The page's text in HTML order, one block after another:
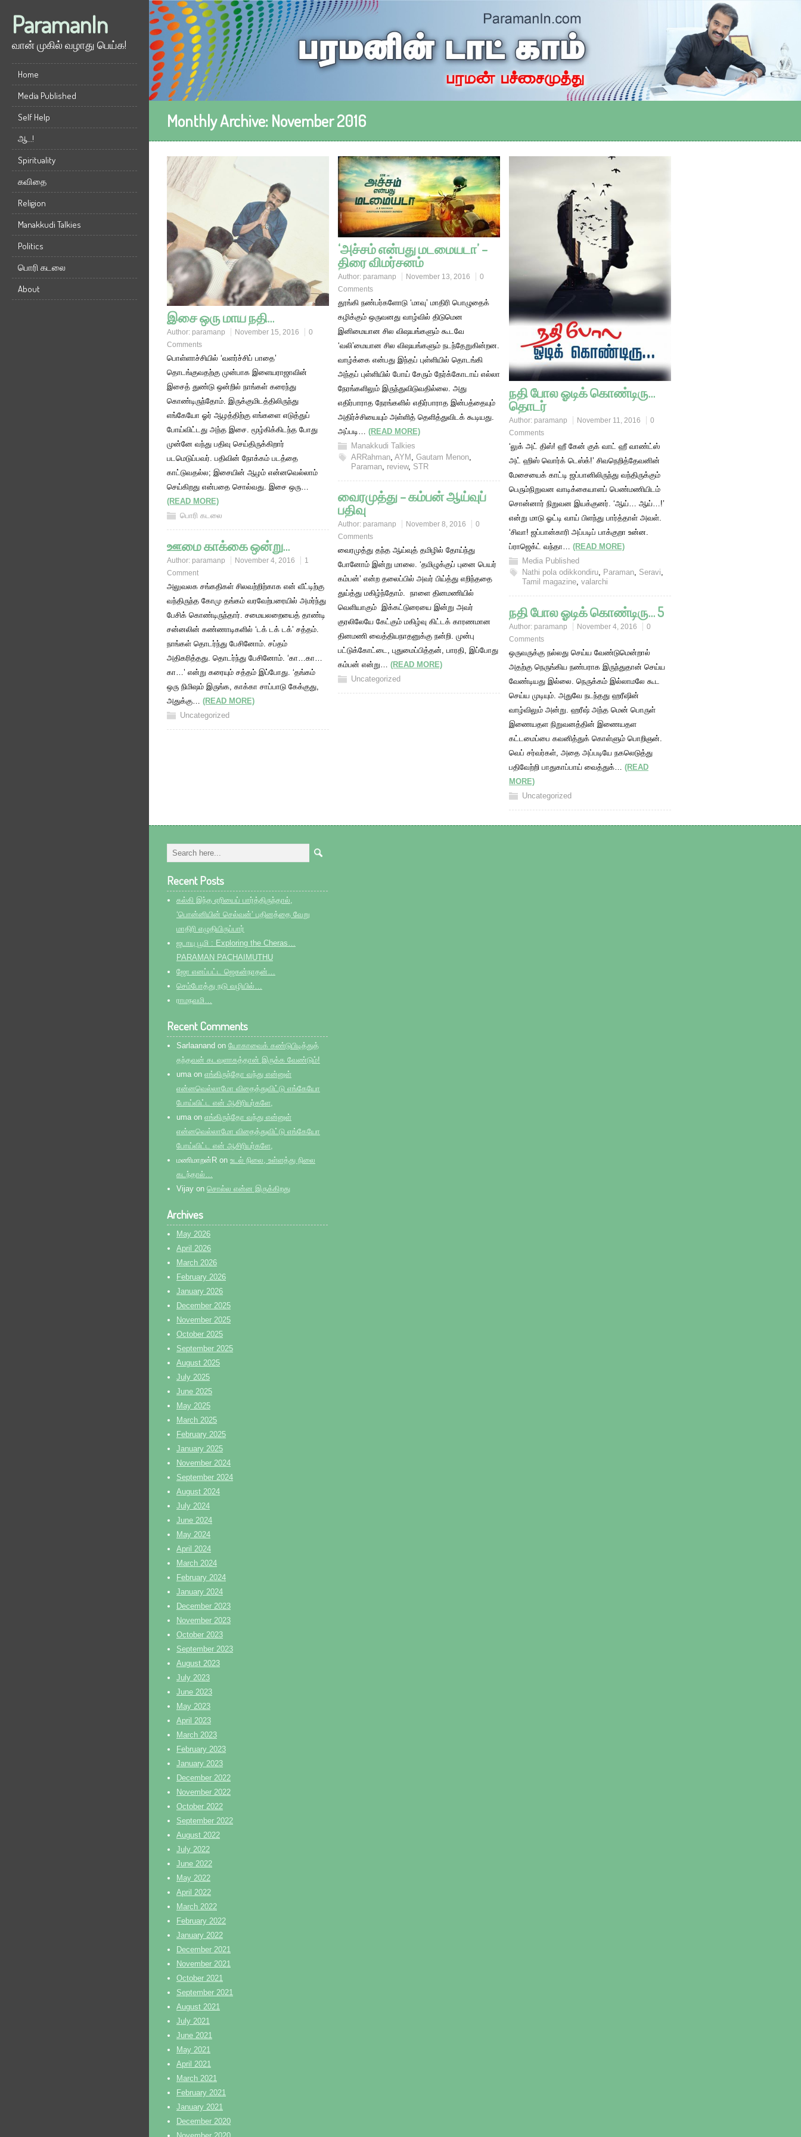
ParamanIn
வான் முகில் வழாது பெய்க!
Home
Media Published
Self Help
ஆ…!
Spirituality
கவிதை
Religion
Manakkudi Talkies
Politics
பொரி கடலை
About
Monthly Archive: November 2016
இசை ஒரு மாய நதி…
Author: paramanp November 15, 2016
0
Comments
பொள்ளாச்சியில் ‘வளர்ச்சிப் பாதை’
தொடங்குவதற்கு முன்பாக இளையராஜாவின்
இசைத் துண்டு ஒன்றில் நாங்கள் கரைந்து
கொண்டிருந்தோம். இருக்குமிடத்திலிருந்து
எங்கேயோ ஓர் ஆழத்திற்கு எங்களை எடுத்துப்
போய்விட்டது அந்த இசை. மூழ்கிக்கிடந்த போது
முன்னே வந்து பதிவு செய்திருக்கிறார்
படமெடுப்பவர். பதிவின் நோக்கம் படத்தை
காட்டுவதல்ல; இசையின் ஆழம் என்னவெல்லாம்
செய்கிறது என்பதை சொல்வது. இசை ஒரு…
(READ MORE)
பொரி கடலை
‘அச்சம் என்பது மடமையடா’ –
திரை விமர்சனம்
Author: paramanp November 13, 2016
0
Comments
தூங்கி நண்பர்களோடு ‘மாவு’ மாதிரி பொழுதைக்
கழிக்கும் ஒருவனது வாழ்வில் திடுமென
இனிமையான சில விஷயங்களும் கூடவே
‘வலி’மையான சில விஷயங்களும் நடந்தேறுகின்றன.
வாழ்க்கை என்பது இந்தப் புள்ளியில் தொடங்கி
அந்தப் புள்ளியில் போய் சேரும் நேர்க்கோடாய் எல்லா
நேரங்களிலும் இருந்துவிடுவதில்லை. அது
எதிர்பாராத நேரங்களில் எதிர்பாராத இன்பத்தையும்
அதிர்ச்சியையும் அள்ளித் தெளித்துவிடக் கூடியது.
அப்படி… (READ MORE)
Manakkudi Talkies
ARRahman AYM Gautam Menon
Paraman review, STR
நதி போல ஓடிக் கொண்டிரு…
தொடர்
Author: paramanp November 11, 2016
0
Comments
​‘லுக் அட் திஸ்! ஹீ கேன் குக் வாட் ஹீ வாண்ட்ஸ்
அட் ஹிஸ் வொர்க் டெஸ்க்!’ சிவநெறித்தேவனின்
மேசையைக் காட்டி ஜப்பானிலிருந்து வந்திருக்கும்
பெரும்நிறுவன வாடிக்கையாளப் பெண்மணியிடம்
சொன்னார் நிறுவன இயக்குனர். ‘ஆய்… ஆய்…!’
என்று மாடு ஓட்டி வாய் பிளந்து பார்த்தாள் அவள்.
‘சிவா! ஜப்பான்காரி அப்படிப் பாக்குறா உன்ன.
ப்ராஜெக்ட் வந்தா… (READ MORE)
Media Published
Nathi pola odikkondiru, Paraman, Seravi,
Tamil magazine, valarchi
வைரமுத்து – கம்பன் ஆய்வுப்
பதிவு
Author: paramanp November 8, 2016
0
Comments
​வைரமுத்து தந்த ஆய்வுத் தமிழில் தோய்ந்து
போனோம் இன்று மாலை. ‘தமிழுக்குப் புனை பெயர்
கம்பன்’ என்ற தலைப்பில் அவர் பிய்த்து எறிந்ததை
துய்த்து மகிழ்ந்தோம். நாளை தினமணியில்
வெளியாகும் இக்கட்டுரையை இன்று அவர்
குரலிலேயே கேட்கும் மகிழ்வு கிட்டக் காரணமான
தினமணி வைத்தியநாதனுக்கு நன்றி. முன்பு
பட்டுக்கோட்டை, புதுமைப்பித்தன், பாரதி, இப்போது
கம்பன் என்று… (READ MORE)
Uncategorized
ஊமை காக்கை ஒன்று…
Author: paramanp November 4, 2016
1
Comment
​அலுவலக சங்கதிகள் சிலவற்றிற்காக என் வீட்டிற்கு
வந்திருந்த கோமு தங்கம் வரவேற்பரையில் அமர்ந்து
பேசிக் கொண்டிருந்தார். சமையலறையைத் தாண்டி
சன்னலின் கண்ணாடிகளில் ‘டக் டக் டக்’ சத்தம்.
நாங்கள் தொடர்ந்து பேசினோம். சப்தம்
அதிகரித்தது. தொடர்ந்து பேசினோம். ‘கா…கா…
கா…’ என்று கரையும் சத்தம் இப்போது. ‘தங்கம்
ஒரு நிமிஷம் இருங்க, காக்கா சாப்பாடு கேக்குது,
அதுக்கு… (READ MORE)
Uncategorized
நதி போல ஓடிக் கொண்டிரு… 5
Author: paramanp November 4, 2016
0
Comments
​ஒருவருக்கு நல்லது செய்ய வேண்டுமென்றால்
அதற்கு நெருங்கிய நண்பராக இருந்துதான் செய்ய
வேண்டியது இல்லை. நெருக்கம் இல்லாமலே கூட
செய்ய முடியும். அதுவே நடந்தது ஹரீஷின்
வாழ்விலும் அன்று. ஹரீஷ் அந்த மென் பொருள்
இணையதள நிறுவனத்தின் இணையதள
கட்டமைப்பை கவனித்துக் கொள்ளும் பொறிஞன்.
வெப் சர்வர்கள், அதை அப்படியே நகலெடுத்து
பதிவேற்றி பாதுகாப்பாய் வைத்துக்… (READ
MORE)
Uncategorized
Recent Posts
கல்கி இந்த ஏரியைப் பார்த்திருந்தால்,
‘பொன்னியின் செல்வன்’ புதினத்தை வேறு
மாதிரி எழுதியிருப்பார்
ஜடாயு பூமி : Exploring the Cheras…
PARAMAN PACHAIMUTHU
ஜோ எனப்பட்ட ஜெகன்நாதன்…
செம்போத்து நடு வழியில்…
ராமநவமி…
Recent Comments
Sarlaanand on யோகாவைக் கண்டுபிடித்துத்
தந்தவன் கடவுளாகத்தான் இருக்க வேண்டும்!
uma on எங்கிருந்தோ வந்து என்னுள்
என்னவெல்லாமோ விதைத்துவிட்டு எங்கேயோ
போய்விட்ட என் ஆசிரியர்களே,
uma on எங்கிருந்தோ வந்து என்னுள்
என்னவெல்லாமோ விதைத்துவிட்டு எங்கேயோ
போய்விட்ட என் ஆசிரியர்களே,
மணிமாறன்R on உடல் நிலை, உள்ளத்து நிலை
கடந்தால்…
Vijay on சொல்ல என்ன இருக்கிறது
Archives
May 2026
April 2026
March 2026
February 2026
January 2026
December 2025
November 2025
October 2025
September 2025
August 2025
July 2025
June 2025
May 2025
March 2025
February 2025
January 2025
November 2024
September 2024
August 2024
July 2024
June 2024
May 2024
April 2024
March 2024
February 2024
January 2024
December 2023
November 2023
October 2023
September 2023
August 2023
July 2023
June 2023
May 2023
April 2023
March 2023
February 2023
January 2023
December 2022
November 2022
October 2022
September 2022
August 2022
July 2022
June 2022
May 2022
April 2022
March 2022
February 2022
January 2022
December 2021
November 2021
October 2021
September 2021
August 2021
July 2021
June 2021
May 2021
April 2021
March 2021
February 2021
January 2021
December 2020